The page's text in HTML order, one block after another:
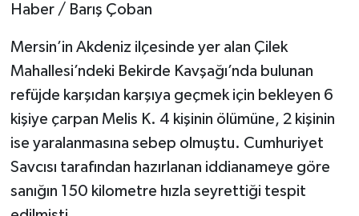
Haber / Barış Çoban
Mersin’in Akdeniz ilçesinde yer alan Çilek
Mahallesi’ndeki Bekirde Kavşağı’nda bulunan
refüjde karşıdan karşıya geçmek için bekleyen 6
kişiye çarpan Melis K. 4 kişinin ölümüne, 2 kişinin
ise yaralanmasına sebep olmuştu. Cumhuriyet
Savcısı tarafından hazırlanan iddianameye göre
sanığın 150 kilometre hızla seyrettiği tespit
Teknoloji